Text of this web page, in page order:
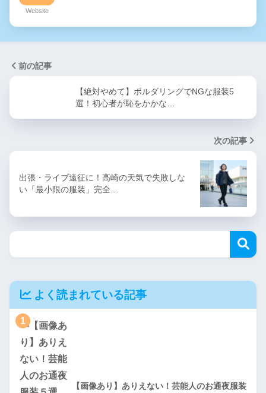
Website
前の記事
【絶対やめて】ボルダリングでNGな服装5
選！初心者が恥をかかな…
次の記事
出張・ライブ遠征に！高崎の天気で失敗しな
い「最小限の服装」完全…
よく読まれている記事
1
【画像あり】ありえない！芸能人のお通夜服装